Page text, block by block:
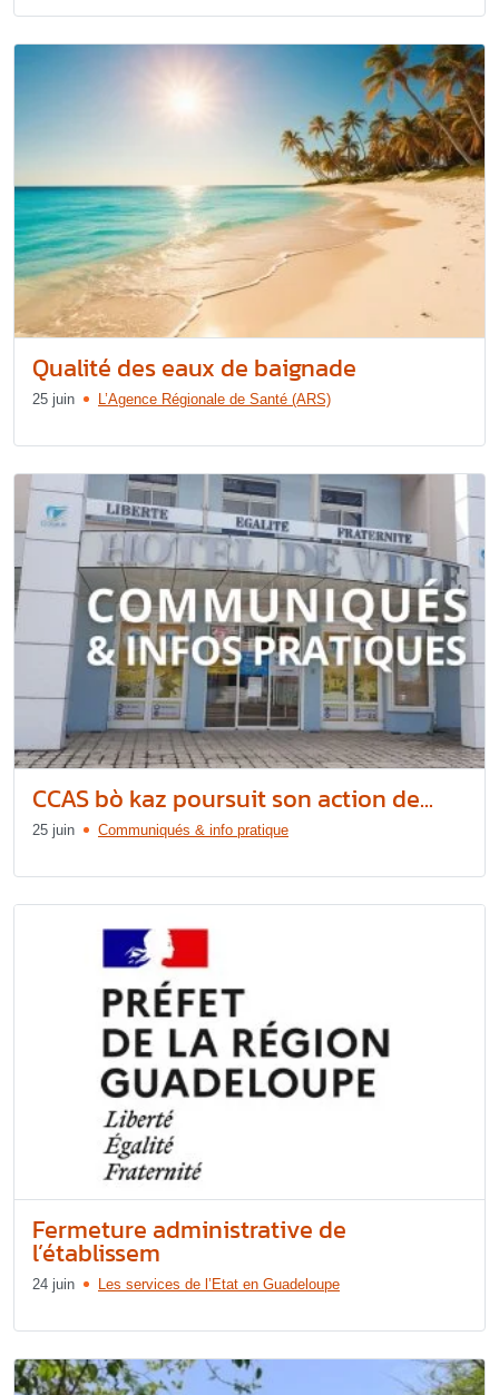
Qualité des eaux de baignade
25 juin L’Agence Régionale de Santé (ARS)
CCAS bò kaz poursuit son action de...
25 juin Communiqués & info pratique
Fermeture administrative de
l’établissem
24 juin Les services de l’Etat en Guadeloupe